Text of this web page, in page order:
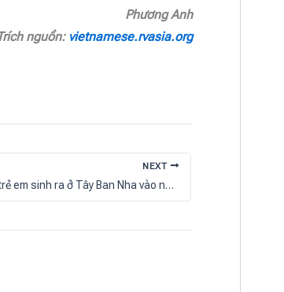
Phương Anh
nguồn: vietnamese.rvasia.org
NEXT
47,5% trẻ em sinh ra ở Tây Ban Nha vào năm 2023 được rửa tội trong Giáo hội Công giáo